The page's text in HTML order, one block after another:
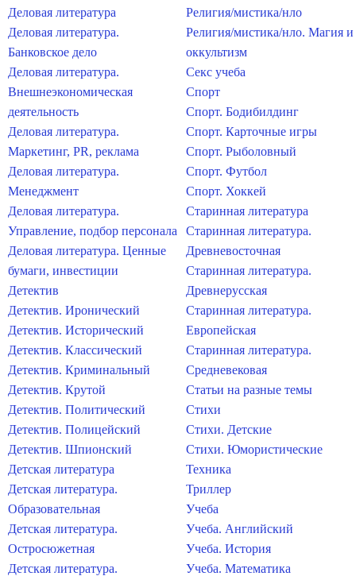
Деловая литература
Деловая литература.
Банковское дело
Деловая литература.
Внешнеэкономическая
деятельность
Деловая литература.
Маркетинг, PR, реклама
Деловая литература.
Менеджмент
Деловая литература.
Управление, подбор персонала
Деловая литература. Ценные
бумаги, инвестиции
Детектив
Детектив. Иронический
Детектив. Исторический
Детектив. Классический
Детектив. Криминальный
Детектив. Крутой
Детектив. Политический
Детектив. Полицейский
Детектив. Шпионский
Детская литература
Детская литература.
Образовательная
Детская литература.
Остросюжетная
Детская литература.
Религия/мистика/нло
Религия/мистика/нло. Магия и
оккультизм
Секс учеба
Спорт
Спорт. Бодибилдинг
Спорт. Карточные игры
Спорт. Рыболовный
Спорт. Футбол
Спорт. Хоккей
Старинная литература
Старинная литература.
Древневосточная
Старинная литература.
Древнерусская
Старинная литература.
Европейская
Старинная литература.
Средневековая
Статьи на разные темы
Стихи
Стихи. Детские
Стихи. Юмористические
Техника
Триллер
Учеба
Учеба. Английский
Учеба. История
Учеба. Математика